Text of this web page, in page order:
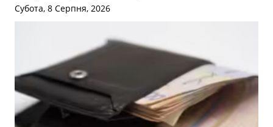
Субота, 8 Серпня, 2026